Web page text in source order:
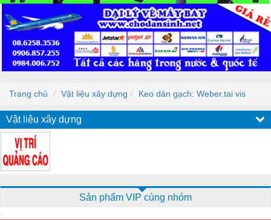
Trang chủ Vật liệu xây dựng Keo dán gạch: Weber.tai vis
Vật liệu xây dựng
Sản phẩm VIP cùng nhóm